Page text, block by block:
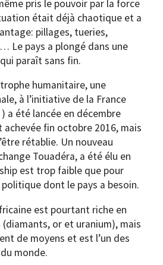
pris le pouvoir par la force
était déjà chaotique et a
pillages, tueries,
Le pays a plongé dans une
paraît sans fin.
humanitaire, une
à l’initiative de la France
) a été lancée en décembre
achevée fin octobre 2016, mais
rétablie. Un nouveau
Touadéra, a été élu en
est trop faible que pour
dont le pays a besoin.
est pourtant riche en
or et uranium), mais
de moyens et est l’un des
monde.